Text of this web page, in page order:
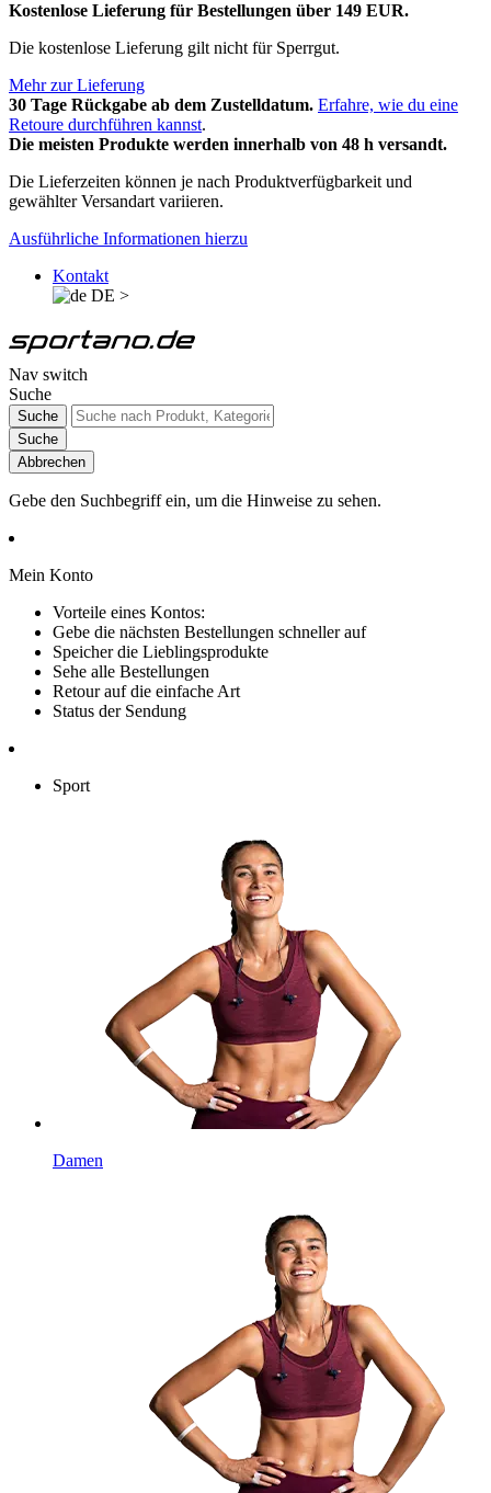
Kostenlose Lieferung für Bestellungen über 149 EUR.
Die kostenlose Lieferung gilt nicht für Sperrgut.
Mehr zur Lieferung
30 Tage Rückgabe ab dem Zustelldatum. Erfahre, wie du eine
Retoure durchführen kannst.
Die meisten Produkte werden innerhalb von 48 h versandt.
Die Lieferzeiten können je nach Produktverfügbarkeit und
gewählter Versandart variieren.
Ausführliche Informationen hierzu
Kontakt
DE >
Nav switch
Suche
Suche
Suche
Abbrechen
Gebe den Suchbegriff ein, um die Hinweise zu sehen.
Mein Konto
Vorteile eines Kontos:
Gebe die nächsten Bestellungen schneller auf
Speicher die Lieblingsprodukte
Sehe alle Bestellungen
Retour auf die einfache Art
Status der Sendung
Sport
Damen